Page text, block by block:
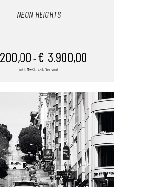
DIESES
WEIST
MEHRERE
VARIANTEN
AUF.
DIE
OPTIONEN
KÖNNEN
AUF
DER
PRODUKTSEITE
NEON HEIGHTS
200,00 – € 3.900,00
inkl. MwSt., zzgl. Versand